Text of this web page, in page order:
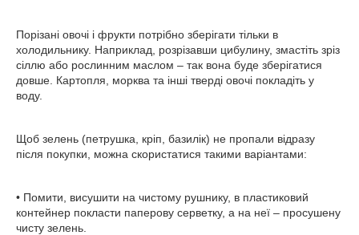
Порізані овочі і фрукти потрібно зберігати тільки в
холодильнику. Наприклад, розрізавши цибулину, змастіть зріз
сіллю або рослинним маслом – так вона буде зберігатися
довше. Картопля, морква та інші тверді овочі покладіть у
воду.
Щоб зелень (петрушка, кріп, базилік) не пропали відразу
після покупки, можна скористатися такими варіантами:
• Помити, висушити на чистому рушнику, в пластиковий
контейнер покласти паперову серветку, а на неї – просушену
чисту зелень.